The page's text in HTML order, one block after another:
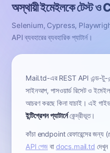
অস্থায়ী ইমেইলকে টেস্ট ও
Selenium, Cypress, Playwright
API ব্যবহারের ব্যবহারিক প্যাটার্ন।
Mail.td-এর REST API এন্ড-টু-
সাইনআপ, পাসওয়ার্ড রিসেট ও
আচরণ করছে কিনা যাচাই। এই গাইড
ইন্টিগ্রেশন প্যাটার্নেকেন্দ্রীভূত।
কাঁচা endpoint রেফারেন্সের
API পেজ বা docs.mail.td